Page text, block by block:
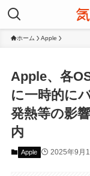
ホーム Apple
Apple、各
に一時的に
発熱等の影
内
Apple 2025年9月